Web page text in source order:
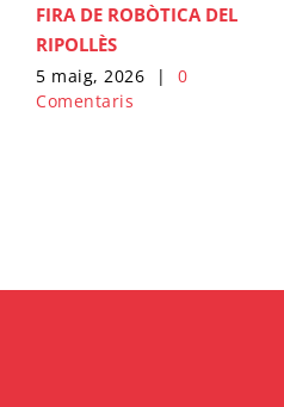
FIRA DE ROBÒTICA DEL
RIPOLLÈS
5 maig, 2026 |
0
Comentaris